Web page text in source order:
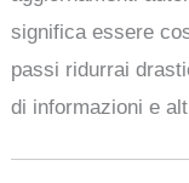
significa essere
passi ridurrai
di informazioni e